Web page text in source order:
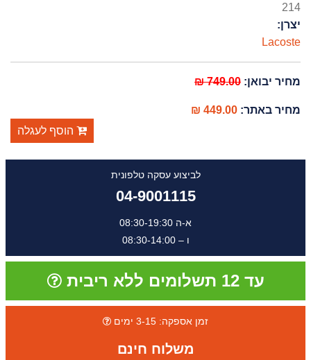
214
יצרן:
Lacoste
מחיר יבואן:749.00 ₪
מחיר באתר:449.00 ₪
הוסף לעגלה
לביצוע עסקה טלפונית
04-9001115
א-ה 08:30-19:30
ו – 08:30-14:00
עד 12 תשלומים ללא ריבית
זמן אספקה: 3-15 ימים
משלוח חינם